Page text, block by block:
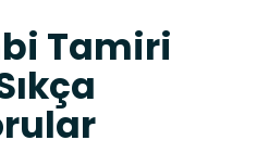
Tamiri